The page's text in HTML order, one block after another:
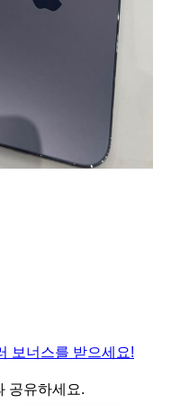
보너스를 받으세요!
공유하세요.